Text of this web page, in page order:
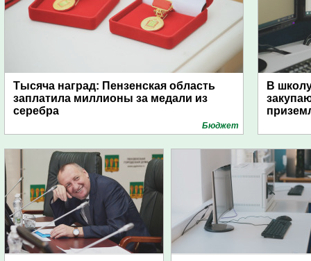
Тысяча наград: Пензенская область
заплатила миллионы за медали из
серебра
Бюджет
В